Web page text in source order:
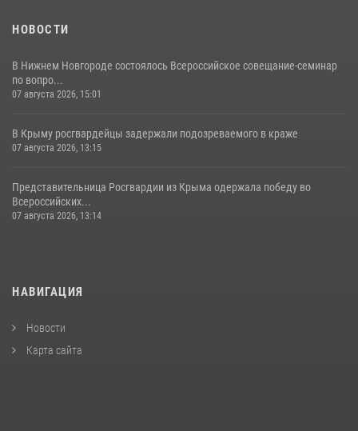
НОВОСТИ
В Нижнем Новгороде состоялось Всероссийское совещание-семинар
по вопро...
07 августа 2026, 15:01
В Крыму росгвардейцы задержали подозреваемого в краже
07 августа 2026, 13:15
Представительница Росгвардии из Крыма одержала победу во
Всероссийских...
07 августа 2026, 13:14
НАВИГАЦИЯ
Новости
Карта сайта